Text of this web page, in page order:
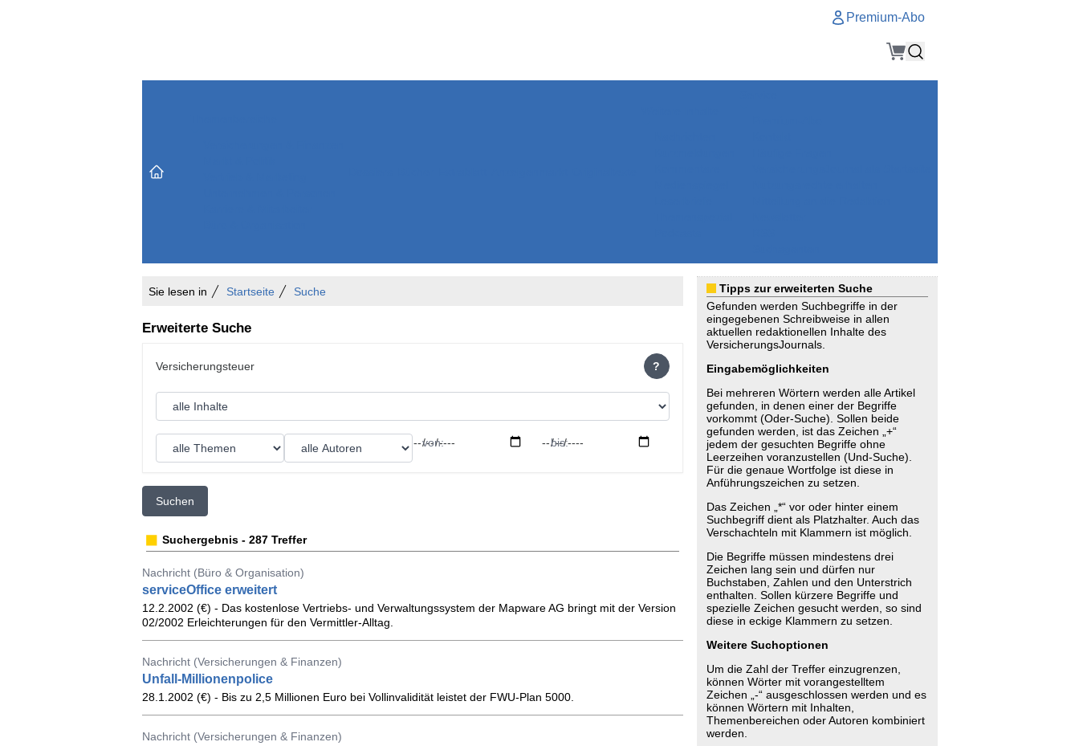
Premium-Abo
Sie lesen in Startseite Suche
Erweiterte Suche
?
von: bis:
Suchen
Suchergebnis - 287 Treffer
Nachricht (Büro & Organisation)
serviceOffice erweitert
12.2.2002 (€) - Das kostenlose Vertriebs- und Verwaltungssystem der Mapware AG bringt mit der Version
02/2002 Erleichterungen für den Vermittler-Alltag.
Nachricht (Versicherungen & Finanzen)
Unfall-Millionenpolice
28.1.2002 (€) - Bis zu 2,5 Millionen Euro bei Vollinvalidität leistet der FWU-Plan 5000.
Nachricht (Versicherungen & Finanzen)
Tipps zur erweiterten Suche
Gefunden werden Suchbegriffe in der
eingegebenen Schreibweise in allen
aktuellen redaktionellen Inhalte des
VersicherungsJournals.
Eingabemöglichkeiten
Bei mehreren Wörtern werden alle Artikel
gefunden, in denen einer der Begriffe
vorkommt (Oder-Suche). Sollen beide
gefunden werden, ist das Zeichen „+“
jedem der gesuchten Begriffe ohne
Leerzeihen voranzustellen (Und-Suche).
Für die genaue Wortfolge ist diese in
Anführungszeichen zu setzen.
Das Zeichen „*“ vor oder hinter einem
Suchbegriff dient als Platzhalter. Auch das
Verschachteln mit Klammern ist möglich.
Die Begriffe müssen mindestens drei
Zeichen lang sein und dürfen nur
Buchstaben, Zahlen und den Unterstrich
enthalten. Sollen kürzere Begriffe und
spezielle Zeichen gesucht werden, so sind
diese in eckige Klammern zu setzen.
Weitere Suchoptionen
Um die Zahl der Treffer einzugrenzen,
können Wörter mit vorangestelltem
Zeichen „-“ ausgeschlossen werden und es
können Wörtern mit Inhalten,
Themenbereichen oder Autoren kombiniert
werden.